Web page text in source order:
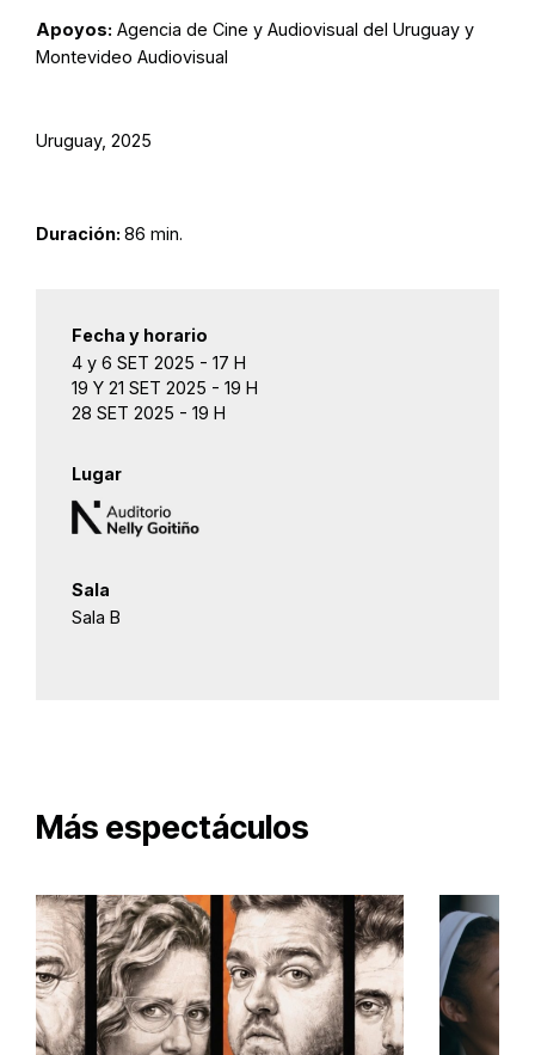
Apoyos: Agencia de Cine y Audiovisual del Uruguay y
Montevideo Audiovisual
Uruguay, 2025
Duración: 86 min.
Fecha y horario
4 y 6 SET 2025 - 17 H
19 Y 21 SET 2025 - 19 H
28 SET 2025 - 19 H
Lugar
Sala
Sala B
Más espectáculos